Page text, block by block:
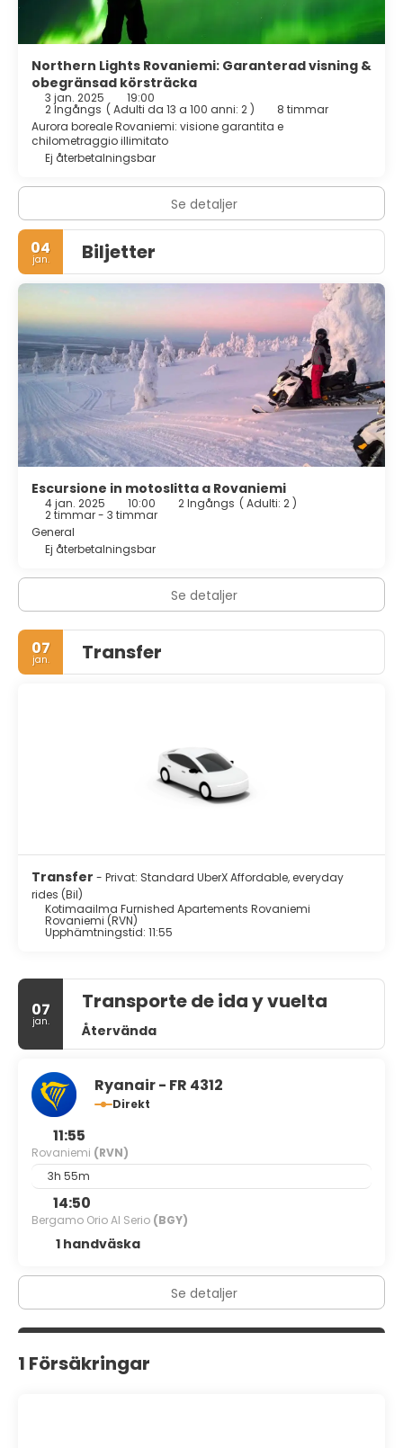
Northern Lights Rovaniemi: Garanterad visning &
obegränsad körsträcka
3 jan. 2025 19:00
2 Ingångs ( Adulti da 13 a 100 anni: 2 )
8 timmar
Aurora boreale Rovaniemi: visione garantita e
chilometraggio illimitato
Ej återbetalningsbar
Se detaljer
04
jan. Biljetter
Escursione in motoslitta a Rovaniemi
4 jan. 2025 10:00 2 Ingångs ( Adulti: 2 )
2 timmar - 3 timmar
General
Ej återbetalningsbar
Se detaljer
07
jan. Transfer
Transfer - Privat: Standard UberX Affordable, everyday
rides (Bil)
Kotimaailma Furnished Apartements Rovaniemi
Rovaniemi (RVN)
Upphämtningstid: 11:55
07
jan.
Transporte de ida y vuelta
Återvända
Ryanair - FR 4312
Direkt
11:55
Rovaniemi (RVN)
3h 55m
14:50
Bergamo Orio Al Serio (BGY)
1 handväska
Se detaljer
1 Försäkringar